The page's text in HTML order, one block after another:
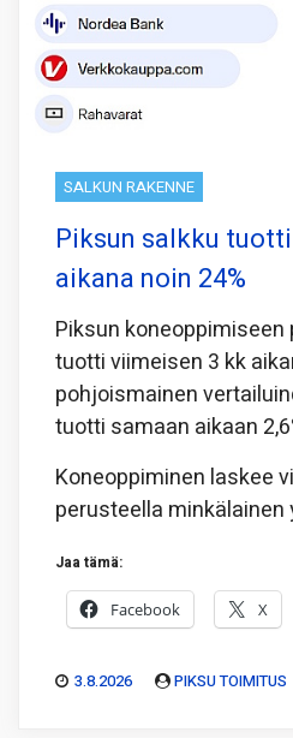
SALKUN RAKENNE
Piksun salkku
aikana noin 24%
Piksun
tuotti viimeisen 3 kk
pohjoismainen
tuotti samaan aikaan
Koneoppiminen laskee
perusteella
Jaa tämä:
Facebook X
3.8.2026 PIKSU TOIMITUS